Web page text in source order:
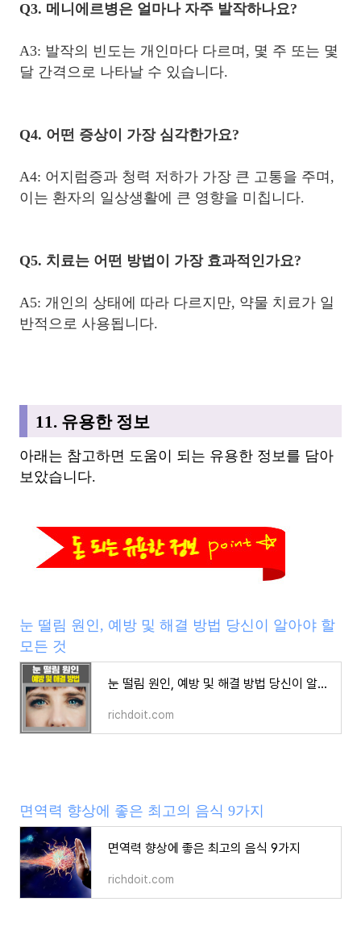
Q3. 메니에르병은 얼마나 자주 발작하나요?
A3: 발작의 빈도는 개인마다 다르며, 몇 주 또는 몇
달 간격으로 나타날 수 있습니다.
Q4. 어떤 증상이 가장 심각한가요?
A4: 어지럼증과 청력 저하가 가장 큰 고통을 주며,
이는 환자의 일상생활에 큰 영향을 미칩니다.
Q5. 치료는 어떤 방법이 가장 효과적인가요?
A5: 개인의 상태에 따라 다르지만, 약물 치료가 일
반적으로 사용됩니다.
11. 유용한 정보
아래는 참고하면 도움이 되는 유용한 정보를 담아
보았습니다.
눈 떨림 원인, 예방 및 해결 방법 당신이 알아야 할
모든 것
눈 떨림 원인, 예방 및 해결 방법 당신이 알아야 할 모든 것
richdoit.com
면역력 향상에 좋은 최고의 음식 9가지
면역력 향상에 좋은 최고의 음식 9가지
richdoit.com